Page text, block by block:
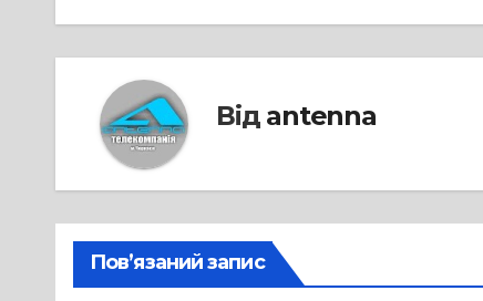
Від antenna
Пов’язаний запис